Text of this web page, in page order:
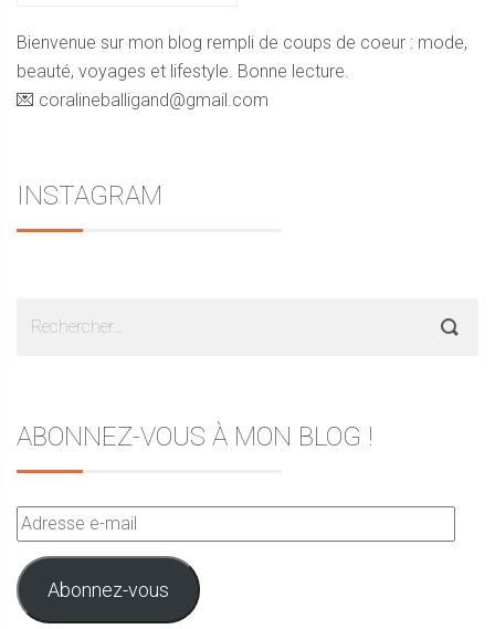
Bienvenue sur mon blog rempli de coups de coeur : mode,
beauté, voyages et lifestyle. Bonne lecture.
💌 coralineballigand@gmail.com
INSTAGRAM
ABONNEZ-VOUS À MON BLOG !
Adresse
e-
mail
Abonnez-vous